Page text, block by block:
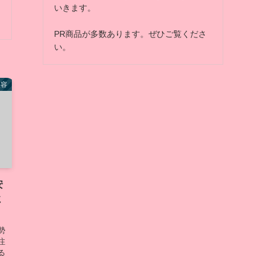
いきます。
PR商品が多数あります。ぜひご覧くださ
い。